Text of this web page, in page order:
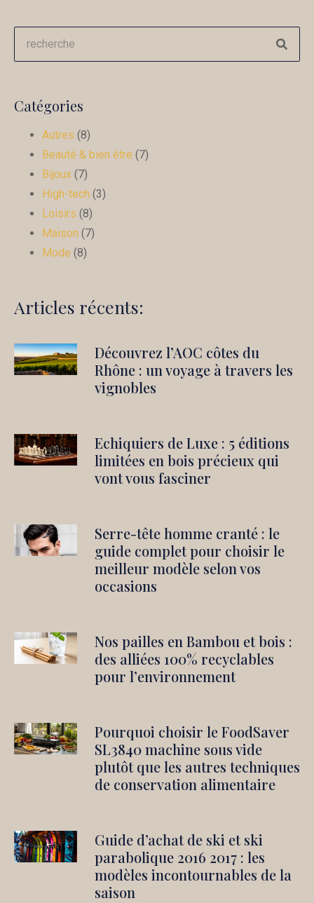
Catégories
Autres (8)
Beauté & bien être (7)
Bijoux (7)
High-tech (3)
Loisirs (8)
Maison (7)
Mode (8)
Articles récents:
Découvrez l’AOC côtes du
Rhône : un voyage à travers les
vignobles
Echiquiers de Luxe : 5 éditions
limitées en bois précieux qui
vont vous fasciner
Serre-tête homme cranté : le
guide complet pour choisir le
meilleur modèle selon vos
occasions
Nos pailles en Bambou et bois :
des alliées 100% recyclables
pour l’environnement
Pourquoi choisir le FoodSaver
SL3840 machine sous vide
plutôt que les autres techniques
de conservation alimentaire
Guide d’achat de ski et ski
parabolique 2016 2017 : les
modèles incontournables de la
saison